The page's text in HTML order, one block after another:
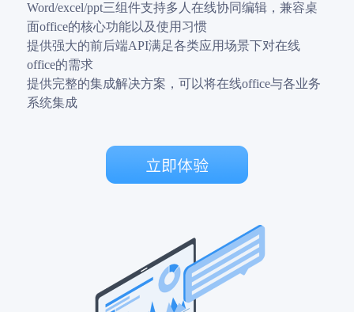
Word/excel/ppt三组件支持多人在线协同编辑，兼容桌
面office的核心功能以及使用习惯
提供强大的前后端API满足各类应用场景下对在线
office的需求
提供完整的集成解决方案，可以将在线office与各业务
系统集成